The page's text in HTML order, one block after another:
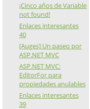
¡Cinco años de Variable
not found!
Enlaces interesantes
40
[Auges] Un paseo por
ASP.NET MVC
ASP.NET MVC:
EditorFor para
propiedades anulables
Enlaces interesantes
39